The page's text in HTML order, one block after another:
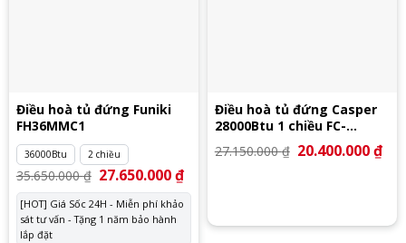
Điều hoà tủ đứng Funiki
FH36MMC1
36000Btu 2 chiều
35.650.000₫ Giá
gốc
là:
35.650.000 ₫.
27.650.000₫Giá
tại
27.650.000 ₫.
[HOT] Giá Sốc 24H - Miễn phí khảo
sát tư vấn - Tặng 1 năm bảo hành
lắp đặt
Điều hoà tủ đứng Casper
28000Btu 1 chiều FC-
27.150.000₫ Giá
gốc
20.400.000₫Giá